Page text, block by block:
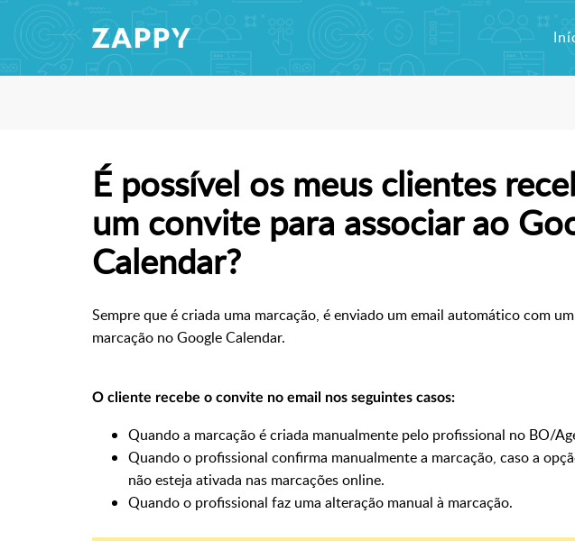
É possível os meus clientes
um convite para associar ao
Calendar?
Sempre que é criada uma marcação, éenviado um email automático com um
marcação no Google Calendar.
O cliente recebe o convite no email nos seguintes casos:
Quando a marcação é criada manualmente pelo profissional no BO/
Quando o profissional confirma manualmente a marcação, caso a
não esteja ativada nas marcações online.
Quando o profissional faz uma alteração manual à marcação.